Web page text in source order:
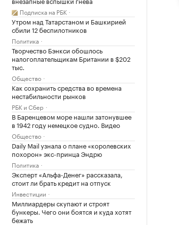
Подписка на РБК
Утром над Татарстаном и Башкирией
сбили 12 беспилотников
Политика
Творчество Бэнкси обошлось
налогоплательщикам Британии в $202
тыс.
Общество
Как сохранить средства во времена
нестабильности рынков
РБК и Сбер
В Баренцевом море нашли затонувшее
в 1942 году немецкое судно. Видео
Общество
Daily Mail узнала о плане «королевских
похорон» экс-принца Эндрю
Политика
Эксперт «Альфа-Денег» рассказала,
стоит ли брать кредит на отпуск
Инвестиции
Миллиардеры скупают и строят
бункеры. Чего они боятся и куда хотят
бежать